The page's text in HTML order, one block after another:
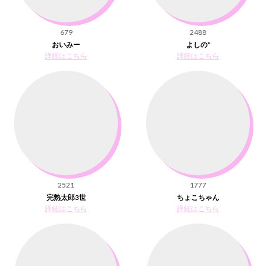
679
おいみー
詳細はこちら
2488
よしの*
詳細はこちら
2521
完熟太郎3世
詳細はこちら
1777
ちょこちゃん
詳細はこちら